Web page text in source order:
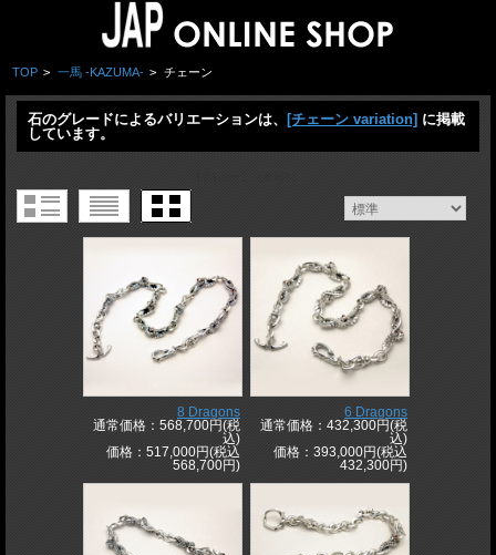
TOP > 一馬 -KAZUMA- > チェーン
石のグレードによるバリエーションは、 [チェーン variation] に掲載
しています。
8 Dragons
通常価格：568,700円(税
込)
価格：517,000円(税込
568,700円)
6 Dragons
通常価格：432,300円(税
込)
価格：393,000円(税込
432,300円)